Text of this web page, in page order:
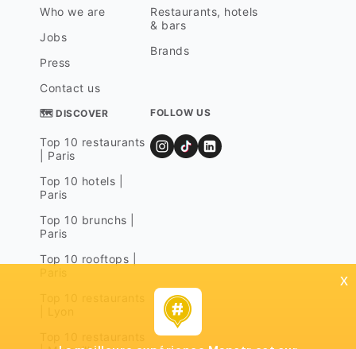
Who we are
Jobs
Press
Contact us
Restaurants, hotels
& bars
Brands
🗺 DISCOVER
Top 10 restaurants
| Paris
Top 10 hotels |
Paris
Top 10 brunchs |
Paris
Top 10 rooftops |
FOLLOW US
x